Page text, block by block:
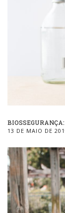
13 DE MAIO DE